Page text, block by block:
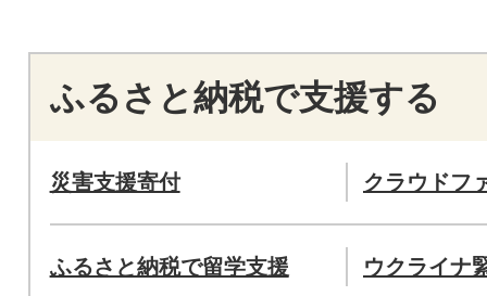
ふるさと納税で支援する
災害支援寄付 クラウドフ
ふるさと納税で留学支援 ウクライナ